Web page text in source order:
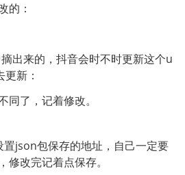
的：
出来的，抖音会时不时更新这个u
新：
同了，记着修改。
置json包保存的地址，自己一定要
修改完记着点保存。